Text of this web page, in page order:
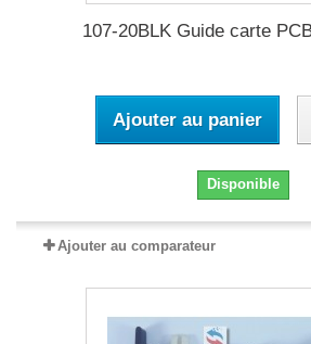
107-20BLK Guide carte
Ajouter au panier
Disponible
Ajouter au comparateur